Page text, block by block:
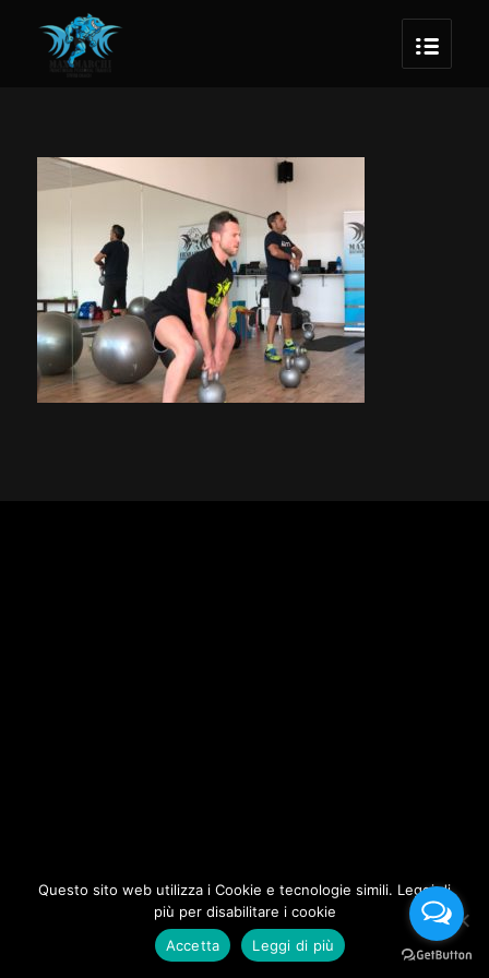
Questo sito web utilizza i Cookie e tecnologie simili. Leggi di
più per disabilitare i cookie
Accetta
Leggi di più